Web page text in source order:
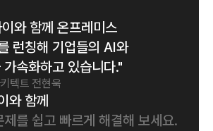
와 함께 온프레미스
런칭해 기업들의 AI와
속화하고 있습니다."
텍트 전현욱
와 함께
를 쉽고 빠르게 해결해 보세요.